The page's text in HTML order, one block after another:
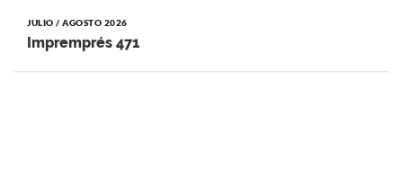
JULIO / AGOSTO 2026
Impremprés 471